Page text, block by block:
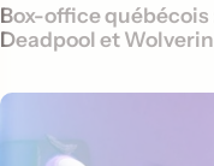
Box-office
Deadpool et